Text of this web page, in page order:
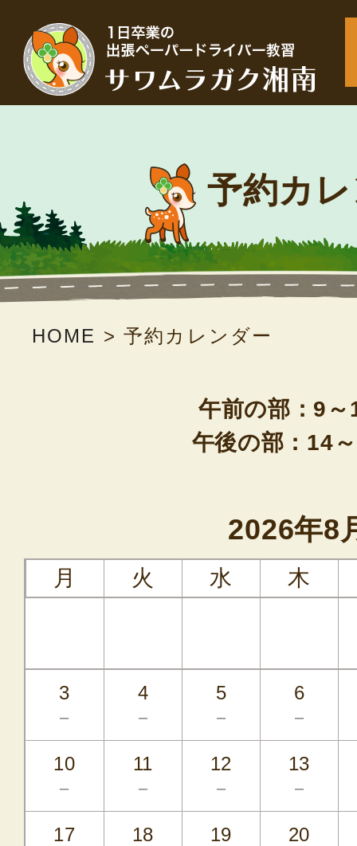
予約カ
HOME >予約カレンダー
2026年8
月 火 水 木
3
－
4
－
5
－
6
－
10
－
11
－
12
－
13
－
17 18 19 20
午前の部：9～
午後の部：14